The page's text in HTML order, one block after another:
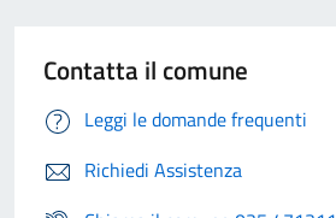
Contatta il comune
Leggi le domande frequenti
Richiedi Assistenza